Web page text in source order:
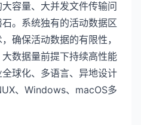
容量、大并发文件传输问
。系统独有的活动数据区
确保活动数据的有限性，
数据量前提下持续高性能
球化、多语言、异地设计
、Windows、macOS多